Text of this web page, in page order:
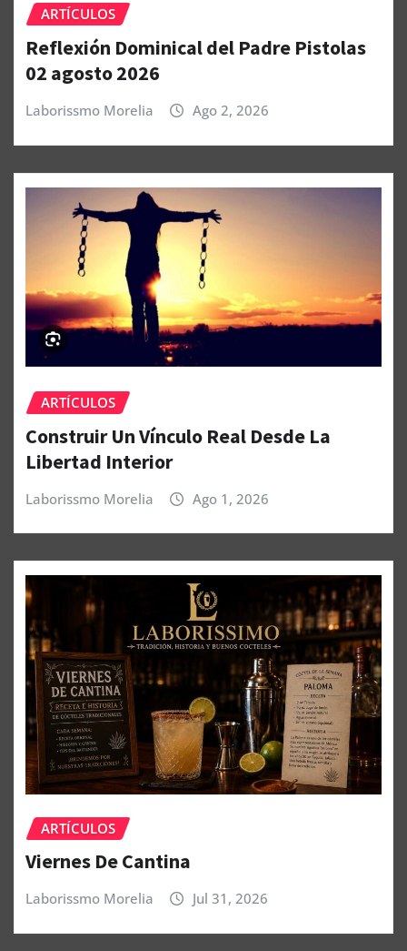
ARTÍCULOS
Reflexión Dominical del Padre Pistolas
02 agosto 2026
Laborissmo Morelia Ago 2, 2026
ARTÍCULOS
Construir Un Vínculo Real Desde La
Libertad Interior
Laborissmo Morelia Ago 1, 2026
ARTÍCULOS
Viernes De Cantina
Laborissmo Morelia Jul 31, 2026